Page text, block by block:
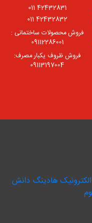
42432831 011
42432832 011
فروش محصولات ساختمانی :
09112286001
فروش ظروف یکبار مصرف:
09113197004